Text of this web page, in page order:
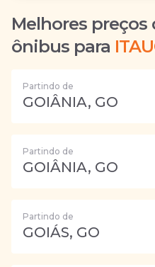
Melhores preços
ônibus para
Partindo de
GOIÂNIA, GO
Partindo de
GOIÂNIA, GO
Partindo de
GOIÁS, GO